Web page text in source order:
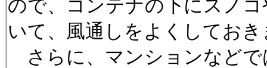
ので、コンテナの下にスノ
いて、風通しをよくしてお
さらに、マンションなどで